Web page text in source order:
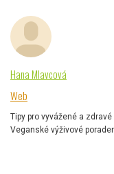
Hana Mlavcová
Web
Tipy pro vyvážené a
Veganské výživové